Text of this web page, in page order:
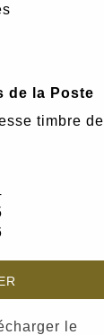
de la Poste
timbre de
le